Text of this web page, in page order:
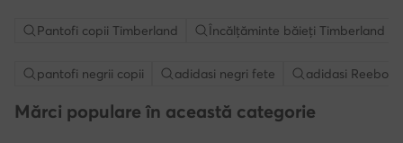
Pantofi copii Timberland Încălțăminte băieți Timberland
pantofi negrii copii adidasi negri fete adidasi Reebok
Mărci populare în această categorie